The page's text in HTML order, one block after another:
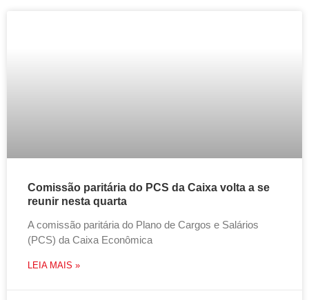
Comissão paritária do PCS da Caixa volta a se
reunir nesta quarta
A comissão paritária do Plano de Cargos e Salários
(PCS) da Caixa Econômica
LEIA MAIS »